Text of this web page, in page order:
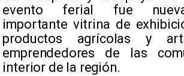
evento ferial fue
importante vitrina de
productos agrícolas y
emprendedores de las
interior de la región. ​